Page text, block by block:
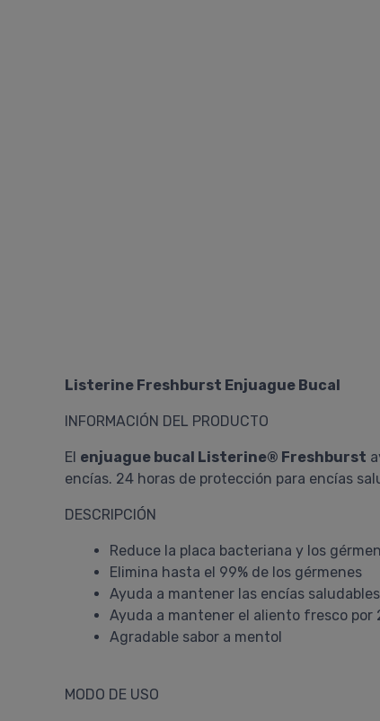
Listerine Freshburst Enjuague Bucal
INFORMACIÓN DEL PRODUCTO
El enjuague bucal Listerine® Freshburst
encías. 24 horas de protección para encías
DESCRIPCIÓN
Reduce la placa bacteriana y los
Elimina hasta el 99% de los gérmenes
Ayuda a mantener las encías saludables
Ayuda a mantener el aliento fresco por
Agradable sabor a mentol
MODO DE USO